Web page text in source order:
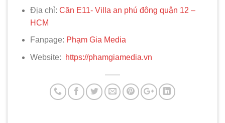
Địa chỉ: Căn E11- Villa an phú đông quận 12 –
HCM
Fanpage: Phạm Gia Media
Website: https://phamgiamedia.vn